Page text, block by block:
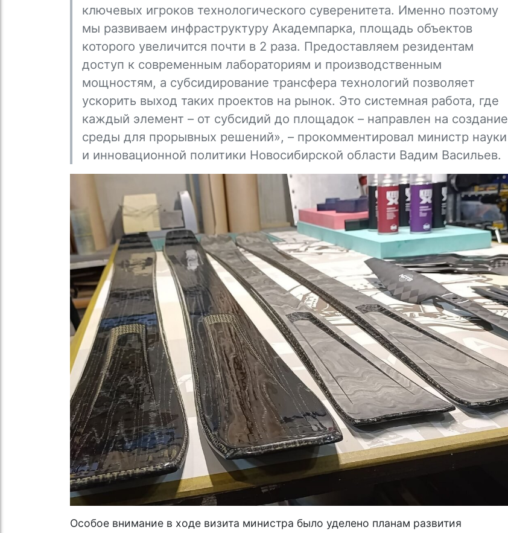
ключевых игроков технологического суверенитета. Именно поэтому
мы развиваем инфраструктуру Академпарка, площадь объектов
которого увеличится почти в 2 раза. Предоставляем резидентам
доступ к современным лабораториям и производственным
мощностям, а субсидирование трансфера технологий позволяет
ускорить выход таких проектов на рынок. Это системная работа, где
каждый элемент – от субсидий до площадок – направлен на создание
среды для прорывных решений», – прокомментировал министр науки
и инновационной политики Новосибирской области Вадим Васильев.
Особое внимание в ходе визита министра было уделено планам развития